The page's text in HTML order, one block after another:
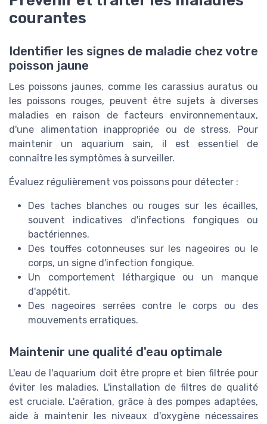
courantes
Identifier les signes de maladie chez votre
poisson jaune
Les poissons jaunes, comme les carassius auratus ou
les poissons rouges, peuvent être sujets à diverses
maladies en raison de facteurs environnementaux,
d'une alimentation inappropriée ou de stress. Pour
maintenir un aquarium sain, il est essentiel de
connaître les symptômes à surveiller.
Évaluez régulièrement vos poissons pour détecter :
Des taches blanches ou rouges sur les écailles,
souvent indicatives d'infections fongiques ou
bactériennes.
Des touffes cotonneuses sur les nageoires ou le
corps, un signe d'infection fongique.
Un comportement léthargique ou un manque
d'appétit.
Des nageoires serrées contre le corps ou des
mouvements erratiques.
Maintenir une qualité d'eau optimale
L'eau de l'aquarium doit être propre et bien filtrée pour
éviter les maladies. L'installation de filtres de qualité
est cruciale. L'aération, grâce à des pompes adaptées,
aide à maintenir les niveaux d'oxygène nécessaires